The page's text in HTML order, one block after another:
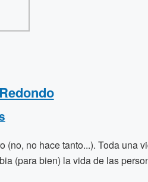
(no, no hace tanto...). Toda una
(para bien) la vida de las